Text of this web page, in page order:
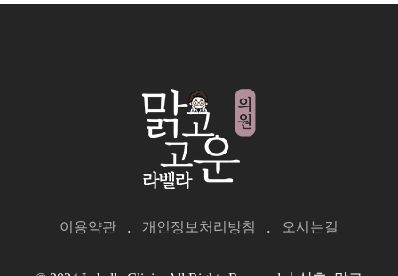
이용약관 개인정보처리방침 오시는길